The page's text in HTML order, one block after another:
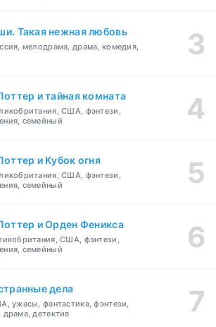
Такая нежная любовь
мелодрама, драма, комедия,
и тайная комната
США, фэнтези,
семейный
и Кубок огня
США, фэнтези,
семейный
и Орден Феникса
США, фэнтези,
семейный
дела
ужасы, фантастика, фэнтези,
драма, детектив